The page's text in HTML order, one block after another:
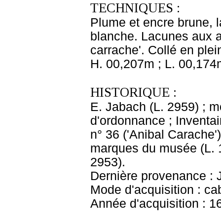
TECHNIQUES :
Plume et encre brune,
blanche. Lacunes aux
carrache'. Collé en
H. 00,207m ; L.
HISTORIQUE :
E. Jabach (L. 2959) ;
d'ordonnance ;
n° 36 ('Anibal
marques du musée (L.
2953).
Dernière provenance :
Mode d'acquisition :
Année d'acquisition :